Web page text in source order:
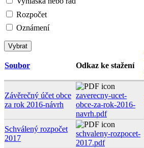
Rozpočet
Oznámení
Soubor Odkaz ke stažení
Závěrečný účet obce
za rok 2016-návrh
zaverecny-ucet-
obce-za-rok-2016-
navrh.pdf
Schválený rozpočet
2017
schvaleny-rozpocet-
2017.pdf